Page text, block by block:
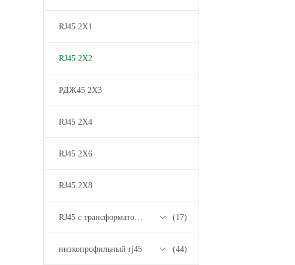
RJ45 2X1
RJ45 2X2
РДЖ45 2X3
RJ45 2X4
RJ45 2X6
RJ45 2X8
RJ45 с трансформатором 2.5G/5G/10G Base-T Series (17)
низкопрофильный rj45 (44)